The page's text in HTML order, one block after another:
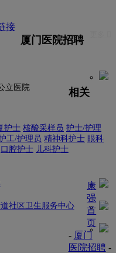
接
厦门医院招聘
立医院
相关
护士 核酸采样员 护士/护理
工/护理员 精神科护士 眼科
口腔护士 儿科护士
社区卫生服务中心
康
强
首
页
- 厦门
医院招聘-